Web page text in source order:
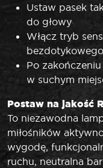
Ustaw pasek
do głowy
Włącz tryb
Po
w suchym
Postaw na jakość
To niezawodna
miłośników
wygodę,
ruchu, neutralna